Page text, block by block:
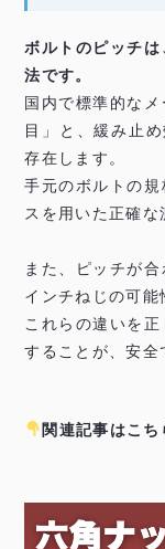
ボルトのピッチ
法です。
国内で標準的な
目」と、緩み止
存在します。
手元のボルトの
スを用いた正確な
また、ピッチが
インチねじの可能
これらの違いを
することが、安全
関連記事はこち